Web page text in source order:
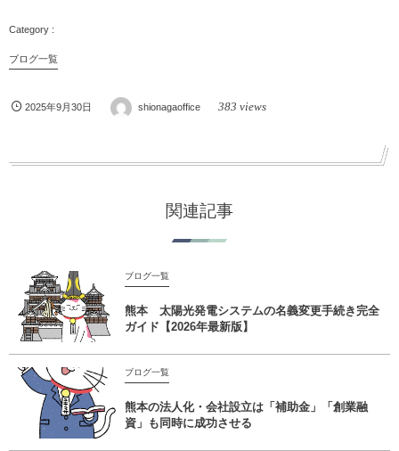
ブログ一覧
2025年9月30日 shionagaoffice 383 views
関連記事
ブログ一覧
熊本 太陽光発電システムの名義変更手続き完全
ガイド【2026年最新版】
ブログ一覧
熊本の法人化・会社設立は「補助金」「創業融
資」も同時に成功させる